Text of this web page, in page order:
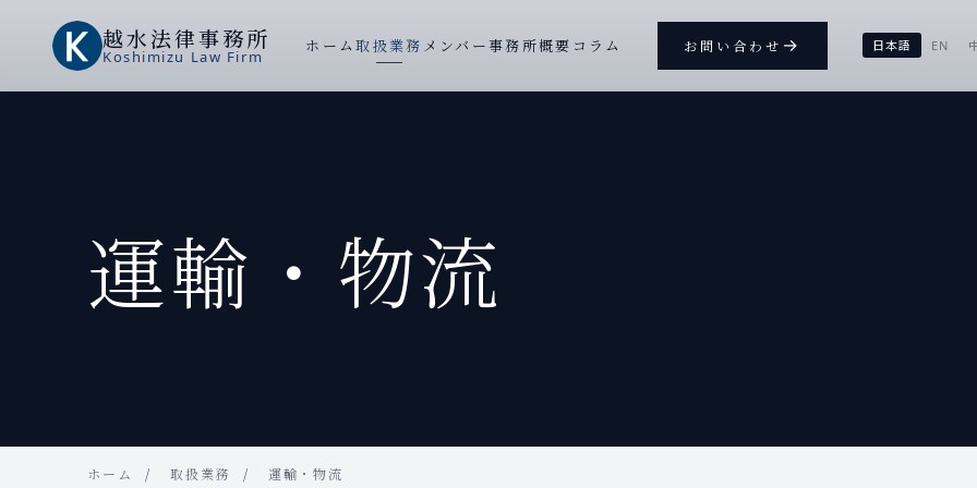
越水法律事務所
Koshimizu Law Firm
ホーム取扱業務 メンバー事務所概要 コラム お問い合わせ → 日本語 EN
運輸・物流
ホーム 取扱業務 運輸・物流